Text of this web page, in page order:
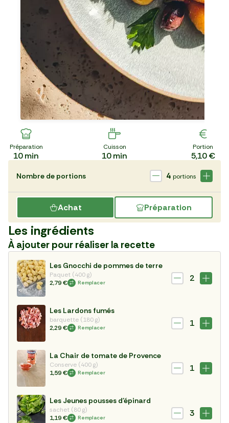
Préparation
10min
Cuisson
10min
Portion
5,10 €
Achat Préparation
Nombre de portions 4 portions
Les ingrédients
À ajouter pour réaliser la recette
Les Gnocchi de pommes de terre
Paquet (400 g)
2,79 €
Remplacer 2
Les Lardons fumés
barquette (180 g)
2,29 €
Remplacer 1
La Chair de tomate de Provence
Conserve (400 g)
1,59 €
Remplacer 1
Les Jeunes pousses d'épinard
sachet (80 g)
1,19 €
Remplacer 3